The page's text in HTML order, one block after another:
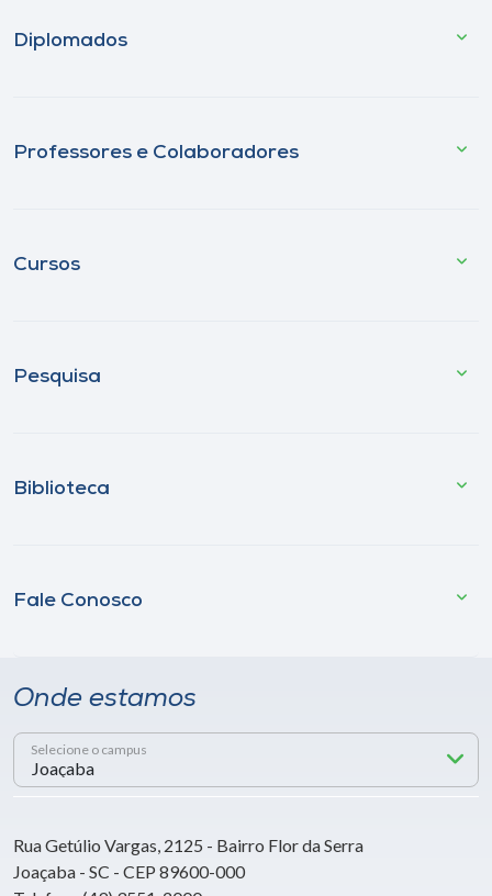
Diplomados
Professores e Colaboradores
Cursos
Pesquisa
Biblioteca
Fale Conosco
Onde estamos
Selecione o campus
Rua Getúlio Vargas, 2125 - Bairro Flor da Serra
Joaçaba - SC - CEP 89600-000